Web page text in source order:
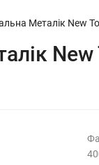
Металік New